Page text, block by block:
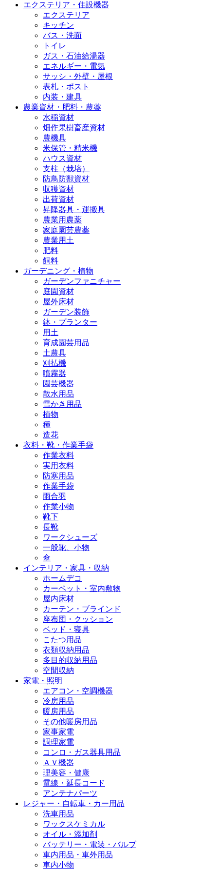
エクステリア・住設機器
エクステリア
キッチン
バス・洗面
トイレ
ガス・石油給湯器
エネルギー・電気
サッシ・外壁・屋根
表札・ポスト
内装・建具
農業資材・肥料・農薬
水稲資材
畑作果樹畜産資材
農機具
米保管・精米機
ハウス資材
支柱（栽培）
防鳥防獣資材
収穫資材
出荷資材
昇降器具・運搬具
農業用農薬
家庭園芸農薬
農業用土
肥料
飼料
ガーデニング・植物
ガーデンファニチャー
庭園資材
屋外床材
ガーデン装飾
鉢・プランター
用土
育成園芸用品
土農具
刈払機
噴霧器
園芸機器
散水用品
雪かき用品
植物
種
造花
衣料・靴・作業手袋
作業衣料
実用衣料
防寒用品
作業手袋
雨合羽
作業小物
靴下
長靴
ワークシューズ
一般靴、小物
傘
インテリア・家具・収納
ホームデコ
カーペット・室内敷物
屋内床材
カーテン・ブラインド
座布団・クッション
ベッド・寝具
こたつ用品
衣類収納用品
多目的収納用品
空間収納
家電・照明
エアコン・空調機器
冷房用品
暖房用品
その他暖房用品
家事家電
調理家電
コンロ・ガス器具用品
ＡＶ機器
理美容・健康
電線・延長コード
アンテナパーツ
レジャー・自転車・カー用品
洗車用品
ワックスケミカル
オイル・添加剤
バッテリー・電装・バルブ
車内用品・車外用品
車内小物